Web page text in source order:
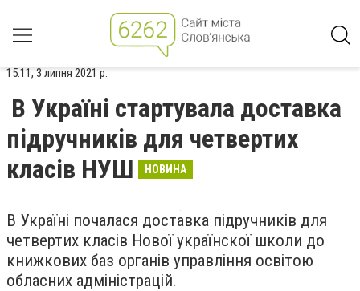
15:11, 3 липня 2021 р.
В Україні стартувала доставка
підручників для четвертих
класів НУШ
НОВИНА
В Україні почалася доставка підручників для
четвертих класів Нової українскої школи до
книжкових баз органів управління освітою
обласних адміністрацій.